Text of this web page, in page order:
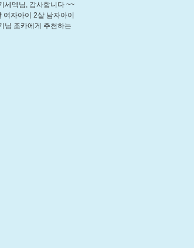
세덱님, 감사합니다 ~~
여자아이 2살 남자아이
님 조카에게 추천하는